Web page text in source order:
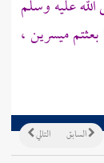
عليه وسلم
ميسرين ،
التالي السابق